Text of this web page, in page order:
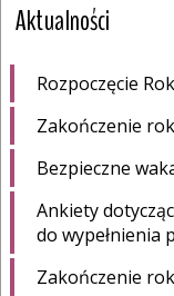
Aktualności
Rozpoczęcie
Zakończenie
Bezpieczne
Ankiety
do wypełnienia
Zakończenie